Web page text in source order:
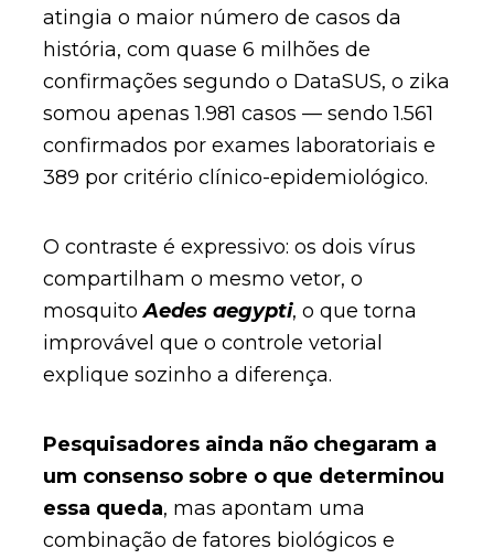
atingia o maior número de casos da
história, com quase 6 milhões de
confirmações segundo o DataSUS, o zika
somou apenas 1.981 casos — sendo 1.561
confirmados por exames laboratoriais e
389 por critério clínico-epidemiológico.
O contraste é expressivo: os dois vírus
compartilham o mesmo vetor, o
mosquitoAedes aegypti, o que torna
improvável que o controle vetorial
explique sozinho a diferença.
Pesquisadores ainda não chegaram a
um consenso sobre o que determinou
essa queda, mas apontam uma
combinação de fatores biológicos e